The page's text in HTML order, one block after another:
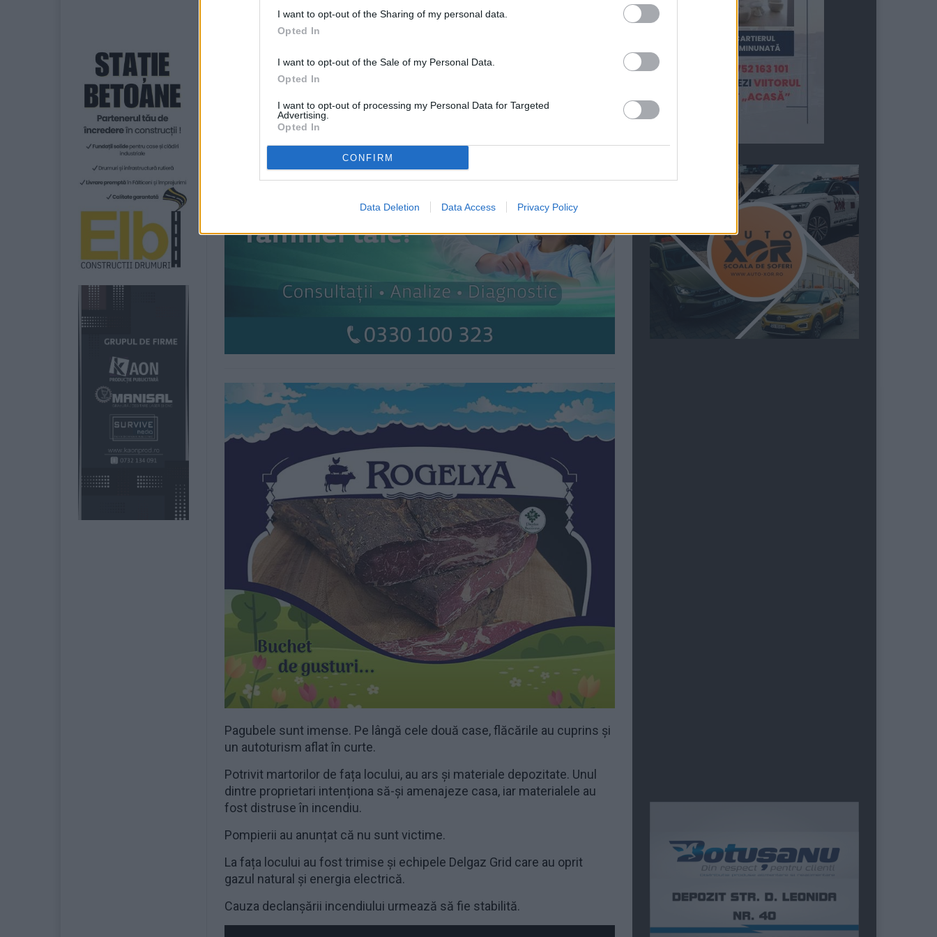
I want to opt-out of the Sharing of my personal data.
Opted In
I want to opt-out of the Sale of my Personal Data.
Opted In
I want to opt-out of processing my Personal Data for Targeted
Advertising.
Opted In
CONFIRM
Data Deletion Data Access Privacy Policy
sprijină misiunea pompierilor cu o autocisternă de 20 de tone de apă.
Incendiul a pornit de la una dintre locuințe și s-a extins la cealaltă.
Pagubele sunt imense. Pe lângă cele două case, flăcările au cuprins și
un autoturism aflat în curte.
Potrivit martorilor de fața locului, au ars și materiale depozitate. Unul
dintre proprietari intenționa să-și amenajeze casa, iar materialele au
fost distruse în incendiu.
Pompierii au anunțat că nu sunt victime.
La fața locului au fost trimise și echipele Delgaz Grid care au oprit
gazul natural și energia electrică.
Cauza declanșării incendiului urmează să fie stabilită.